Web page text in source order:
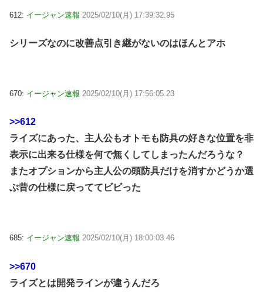
612: イージャン速報 2025/02/10(月) 17:39:32.95
シリーズなのに改善点引き継がないのはほんとアホ
670: イージャン速報 2025/02/10(月) 17:56:05.23
>>612
ライズにあった、主人公もオトモも防具の好きな位置を非
表示に出来る仕様を何で無くしてしまったんだろうな？
またオプションから主人公の頭防具だけを消すかどうか選
ぶ昔の仕様に戻っててビビった
685: イージャン速報 2025/02/10(月) 18:00:03.46
>>670
ライズとは開発ラインが違うんだろ